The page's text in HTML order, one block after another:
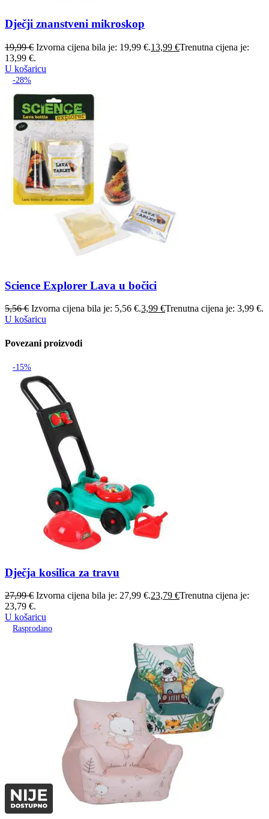
Dječji znanstveni mikroskop
19,99€ Izvorna cijena bila je: 19,99 €.13,99 €Trenutna cijena je:
13,99 €.
U košaricu
-28%
Science Explorer Lava u bočici
5,56€ Izvorna cijena bila je: 5,56 €.3,99 €Trenutna cijena je: 3,99 €.
U košaricu
Povezani proizvodi
-15%
Dječja kosilica za travu
27,99€ Izvorna cijena bila je: 27,99 €.23,79 €Trenutna cijena je:
23,79 €.
U košaricu
Rasprodano